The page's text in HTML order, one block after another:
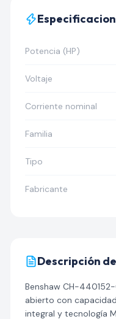
Potencia (HP)
Voltaje
Corriente nominal
Familia
Tipo
Fabricante
Descripción
Benshaw CH-
abierto con
integral y tecnología